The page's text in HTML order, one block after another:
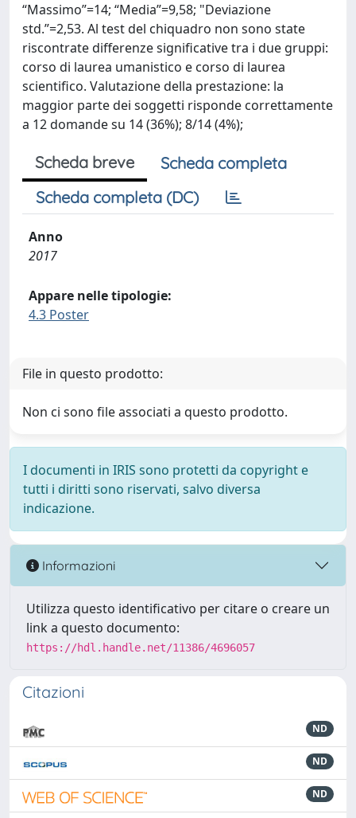
“Massimo”=14; “Media”=9,58; "Deviazione
std.”=2,53. Al test del chiquadro non sono state
riscontrate differenze significative tra i due gruppi:
corso di laurea umanistico e corso di laurea
scientifico. Valutazione della prestazione: la
maggior parte dei soggetti risponde correttamente
a 12 domande su 14 (36%); 8/14 (4%);
Scheda breve
Scheda completa
Scheda completa (DC)
Anno
2017
Appare nelle tipologie:
4.3 Poster
File in questo prodotto:
Non ci sono file associati a questo prodotto.
I documenti in IRIS sono protetti da copyright e
tutti i diritti sono riservati, salvo diversa
indicazione.
Informazioni
Utilizza questo identificativo per citare o creare un
link a questo documento:
https://hdl.handle.net/11386/4696057
Citazioni
ND
ND
ND